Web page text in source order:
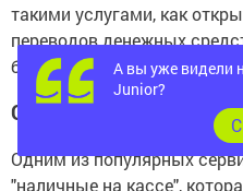
такими услугами, как
переводов денежных
банковских услуг прямо на
Сервис "Наличные на
Одним из популярных
"наличные на кассе",
А вы уже видели
Junior?